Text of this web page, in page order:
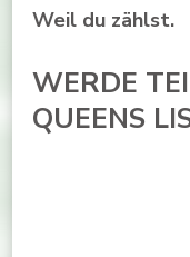
Weil du zählst.
WERDE
QUEENS